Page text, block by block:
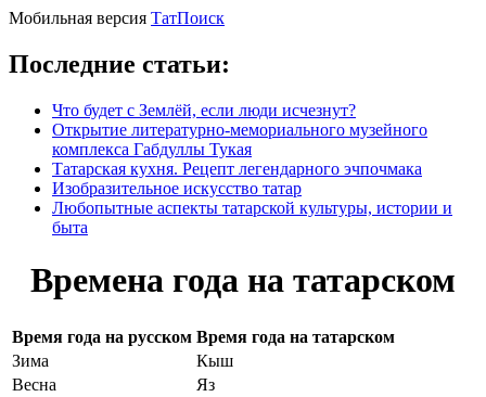
Мобильная версия ТатПоиск
Последние статьи:
Что будет с Землёй, если люди исчезнут?
Открытие литературно-мемориального музейного
комплекса Габдуллы Тукая
Татарская кухня. Рецепт легендарного эчпочмака
Изобразительное искусство татар
Любопытные аспекты татарской культуры, истории и
быта
Времена года на татарском
Время года на русском Время года на татарском
Зима
Кыш
Весна
Яз